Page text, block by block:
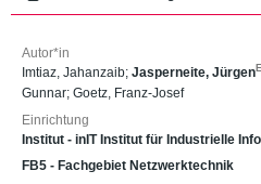
Autor*in
Imtiaz, Jahanzaib; Jasperneite, Jürgen
Gunnar; Goetz, Franz-Josef
Einrichtung
Institut - inIT Institut für Industrielle
FB5 - Fachgebiet Netzwerktechnik